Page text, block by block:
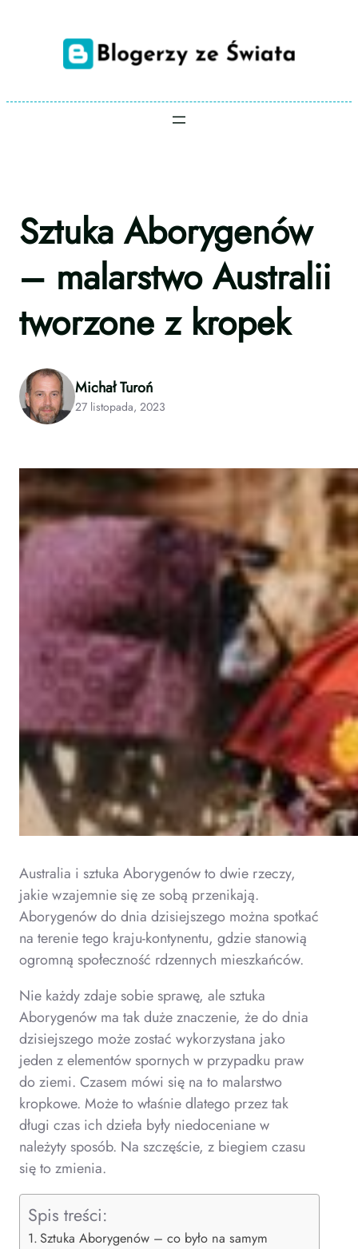
Sztuka Aborygenów
– malarstwo Australii
tworzone z kropek
Michał Turoń
27 listopada, 2023
Australia i sztuka Aborygenów to dwie rzeczy,
jakie wzajemnie się ze sobą przenikają.
Aborygenów do dnia dzisiejszego można spotkać
na terenie tego kraju-kontynentu, gdzie stanowią
ogromną społeczność rdzennych mieszkańców.
Nie każdy zdaje sobie sprawę, ale sztuka
Aborygenów ma tak duże znaczenie, że do dnia
dzisiejszego może zostać wykorzystana jako
jeden z elementów spornych w przypadku praw
do ziemi. Czasem mówi się na to malarstwo
kropkowe. Może to właśnie dlatego przez tak
długi czas ich dzieła były niedoceniane w
należyty sposób. Na szczęście, z biegiem czasu
się to zmienia.
Spis treści:
Sztuka Aborygenów – co było na samym